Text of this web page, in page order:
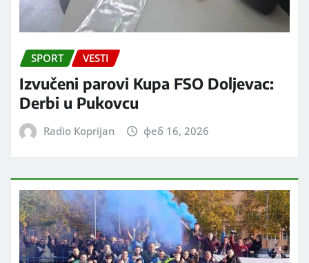
SPORT VESTI
Izvučeni parovi Kupa FSO Doljevac:
Derbi u Pukovcu
Radio Koprijan феб 16, 2026